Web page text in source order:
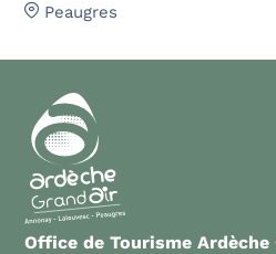
Peaugres
Office de Tourisme Ardèche